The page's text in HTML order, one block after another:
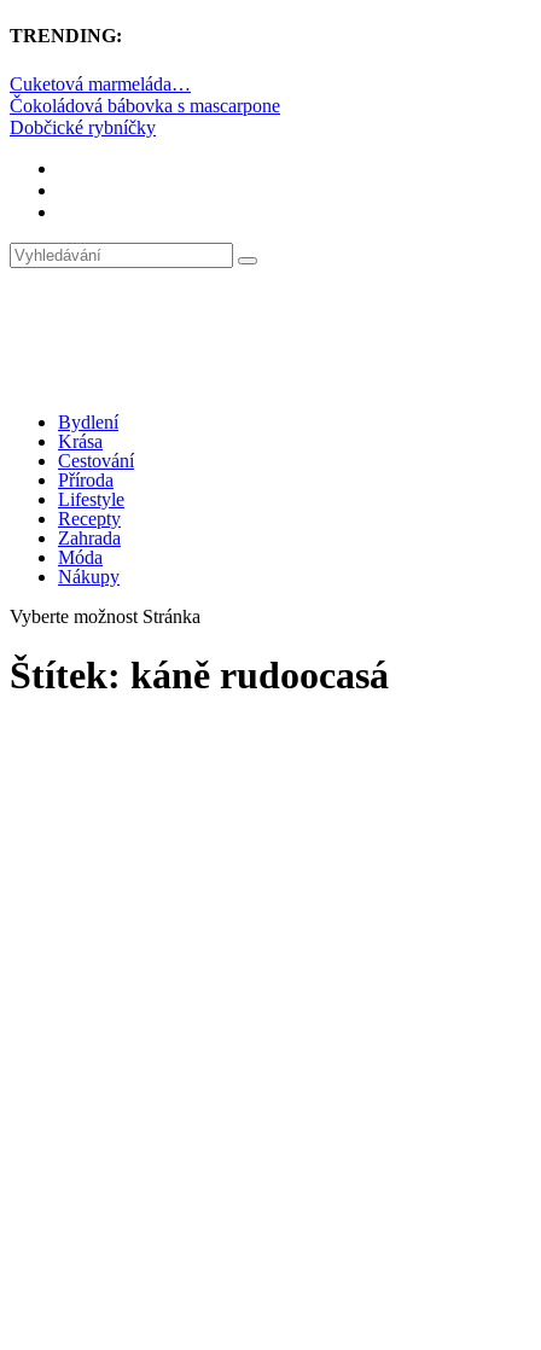
TRENDING:
Cuketová marmeláda…
Čokoládová bábovka s mascarpone
Dobčické rybníčky
Bydlení
Krása
Cestování
Příroda
Lifestyle
Recepty
Zahrada
Móda
Nákupy
Vyberte možnost Stránka
Štítek: káně rudoocasá